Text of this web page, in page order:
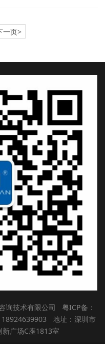
一页>
询技术有限公司 粤ICP备：
地址：深圳市
广场C座1813室